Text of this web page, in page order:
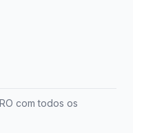
com todos os